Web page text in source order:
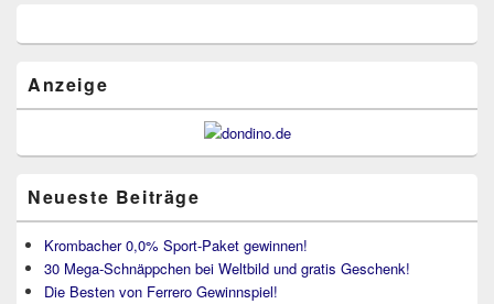
Widget-
Anzeige
Neueste Beiträge
Krombacher 0,0% Sport-Paket gewinnen!
30 Mega-Schnäppchen bei Weltbild und gratis Geschenk!
Die Besten von Ferrero Gewinnspiel!